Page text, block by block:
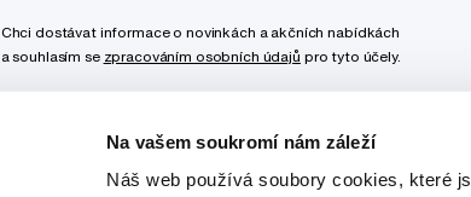
Na vašem soukromí nám záleží
Náš web používá soubory cookies, které
Chci dostávat informace o novinkách a akčních nabídkách
a souhlasím se zpracováním osobních údajů pro tyto účely.